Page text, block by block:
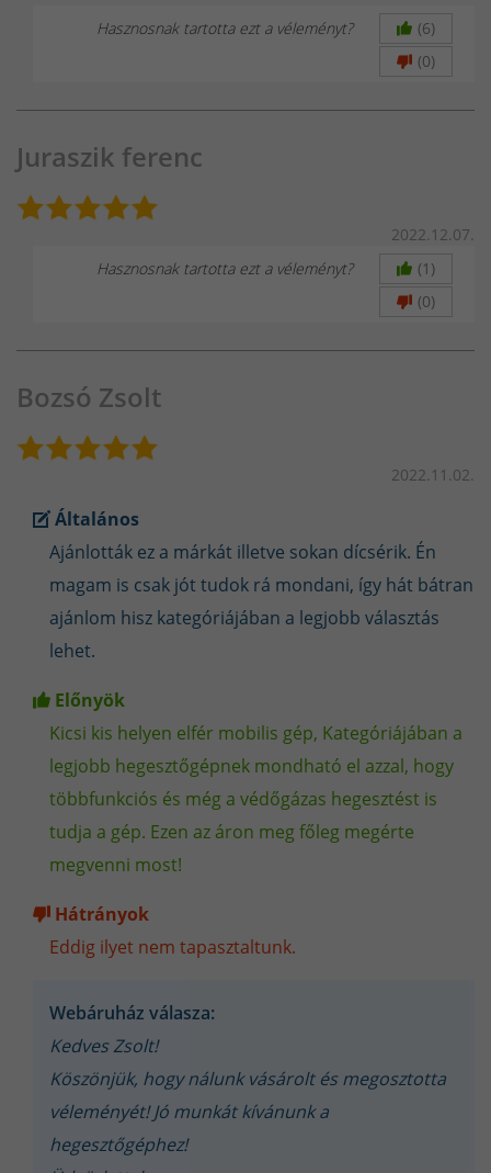
Hegesztés Mesterfokon
Hasznosnak tartotta ezt a véleményt?
(6)
(0)
Juraszik ferenc
2022.12.07.
Hasznosnak tartotta ezt a véleményt?
(1)
(0)
Bozsó Zsolt
2022.11.02.
Általános
Ajánlották ez a márkát illetve sokan dícsérik. Én
magam is csak jót tudok rá mondani, így hát bátran
ajánlom hisz kategóriájában a legjobb választás
lehet.
Előnyök
Kicsi kis helyen elfér mobilis gép, Kategóriájában a
legjobb hegesztőgépnek mondható el azzal, hogy
többfunkciós és még a védőgázas hegesztést is
tudja a gép. Ezen az áron meg főleg megérte
megvenni most!
Hátrányok
Eddig ilyet nem tapasztaltunk.
Webáruház válasza:
Kedves Zsolt!
Köszönjük, hogy nálunk vásárolt és megosztotta
véleményét! Jó munkát kívánunk a
hegesztőgéphez!